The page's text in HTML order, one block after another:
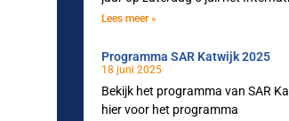
Lees meer »
Programma SAR Katwijk 2025
18 juni 2025
Bekijk het programma van SAR
hier voor het programma